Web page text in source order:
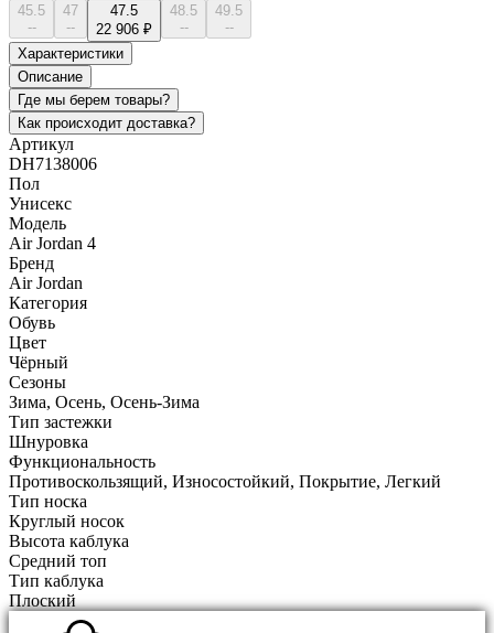
45.5
--
47
--
47.5
22 906 ₽
48.5
--
49.5
--
Характеристики
Описание
Где мы берем товары?
Как происходит доставка?
Артикул
DH7138006
Пол
Унисекс
Модель
Air Jordan 4
Бренд
Air Jordan
Категория
Обувь
Цвет
Чёрный
Сезоны
Зима, Осень, Осень-Зима
Тип застежки
Шнуровка
Функциональность
Противоскользящий, Износостойкий, Покрытие, Легкий
Тип носка
Круглый носок
Высота каблука
Средний топ
Тип каблука
Плоский